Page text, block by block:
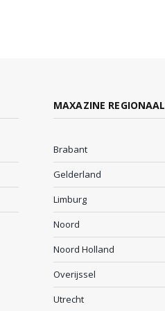
MAXAZINE REGIONAAL
Brabant
Gelderland
Limburg
Noord
Noord Holland
Overijssel
Utrecht